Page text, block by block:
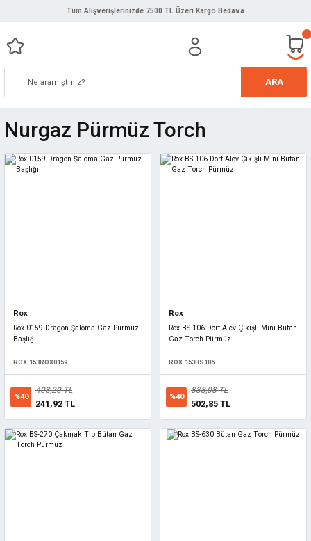
Tüm Alışverişlerinizde 7500 TL Üzeri Kargo Bedava
ARA
Nurgaz Pürmüz Torch
Rox
Rox 0159 Dragon Şaloma Gaz Pürmüz
Başlığı
ROX.153ROX0159
%40
403,20 TL
241,92 TL
Rox
Rox BS-106 Dört Alev Çıkışlı Mini Bütan
Gaz Torch Pürmüz
ROX.153BS106
%40
838,08 TL
502,85 TL